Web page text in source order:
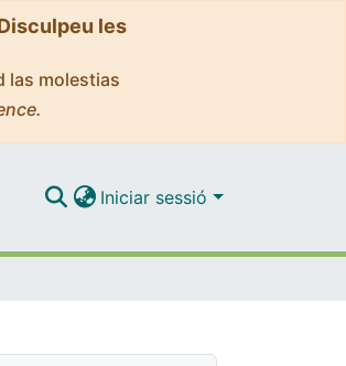
les
las molestias
Iniciar sessió